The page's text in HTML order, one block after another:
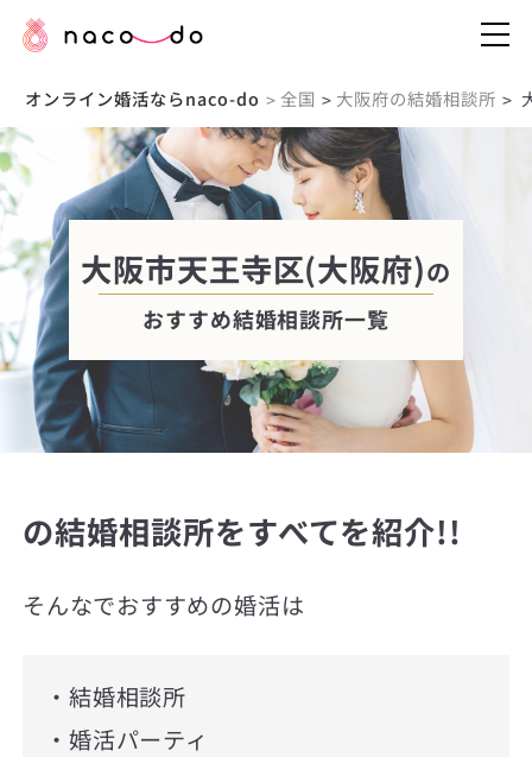
オンライン婚活ならnaco-do > 全国 > 大阪府の結婚相談所 >
大阪市天王寺区(大阪府)の
おすすめ結婚相談所一覧
の結婚相談所をすべてを紹介!!
そんなでおすすめの婚活は
・結婚相談所
・婚活パーティ